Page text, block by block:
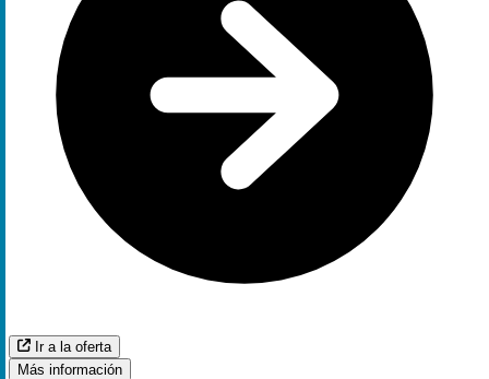
Ir a la oferta
Más información